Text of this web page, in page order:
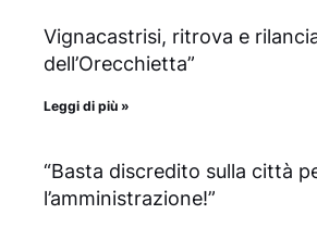
Vignacastrisi, ritrova e
dell’Orecchietta”
Leggi di più »
“Basta discredito sulla città
l’amministrazione!”